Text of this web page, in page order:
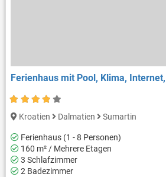
Ferienhaus mit Pool, Klima,
Kroatien Dalmatien Sumartin
Ferienhaus (1 - 8 Personen)
160 m² / Mehrere Etagen
3 Schlafzimmer
2 Badezimmer